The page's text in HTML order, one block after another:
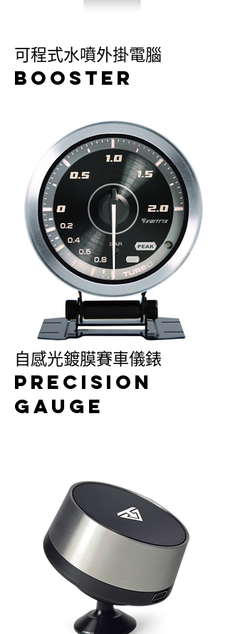
​可程式水噴外掛電腦
BOOSTER
自感光鍍膜賽車儀錶
precision
gauge